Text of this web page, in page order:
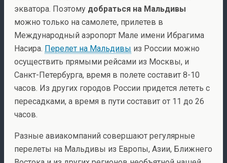
экватора. Поэтому добраться на Мальдивы
можно только на самолете, прилетев в
Международный аэропорт Мале имени Ибрагима
Насира. Перелет на Мальдивы из России можно
осуществить прямыми рейсами из Москвы, и
Санкт-Петербурга, время в полете составит 8-10
часов. Из других городов России придется лететь с
пересадками, а время в пути составит от 11 до 26
часов.
Разные авиакомпаний совершают регулярные
перелеты на Мальдивы из Европы, Азии, Ближнего